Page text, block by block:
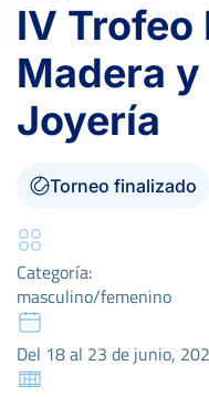
Torneo finalizado
IV Trofeo
Madera
Joyería
Categoría:
masculino/femenino
Del 18 al 23 de junio,